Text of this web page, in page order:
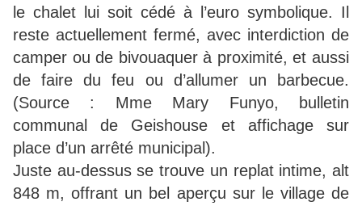
le chalet lui soit cédé à l’euro symbolique. Il
reste actuellement fermé, avec interdiction de
camper ou de bivouaquer à proximité, et aussi
de faire du feu ou d’allumer un barbecue.
(Source : Mme Mary Funyo, bulletin
communal de Geishouse et affichage sur
place d’un arrêté municipal).
Juste au-dessus se trouve un replat intime, alt
848 m, offrant un bel aperçu sur le village de